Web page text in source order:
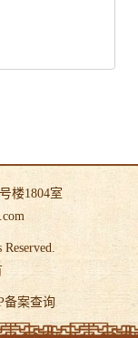
楼1804室
备案查询